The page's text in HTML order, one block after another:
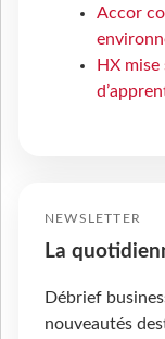
Accor
HX mise
NEWSLETTER
La
Débrief
nouveautés